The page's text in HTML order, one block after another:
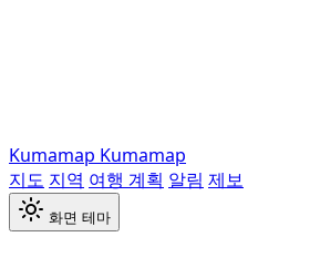
Kumamap Kumamap
지도 지역 여행 계획 알림 제보
화면 테마